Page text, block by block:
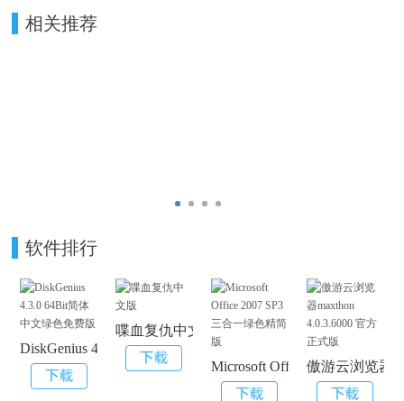
相关推荐
软件排行
DiskGenius 4.3.0 64Bit简体中文绿色免费版
喋血复仇中文版
Microsoft Office 2007 SP3 三
傲游云浏览器